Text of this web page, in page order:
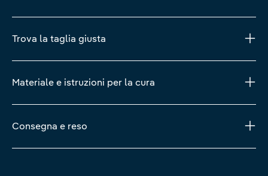
Trova la taglia giusta
Materiale e istruzioni per la cura
Consegna e reso